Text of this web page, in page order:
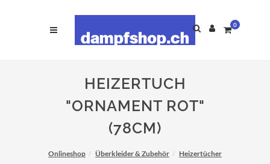
0
HEIZERTUCH
"ORNAMENT ROT"
(78CM)
Onlineshop Überkleider & Zubehör Heizertücher